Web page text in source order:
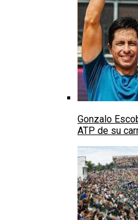
Gonzalo
ATP de su